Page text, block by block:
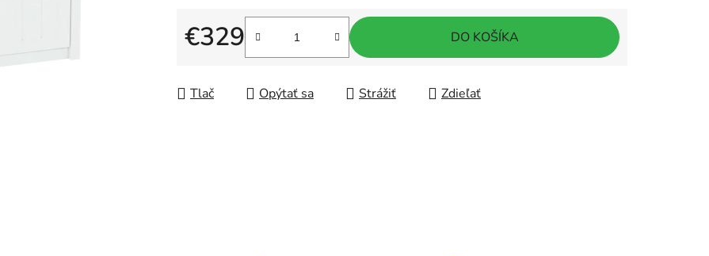
hviezdičiek.
€329
Jednotková cena:
DO KOŠÍKA
Tlač Opýtať sa Strážiť Zdieľať